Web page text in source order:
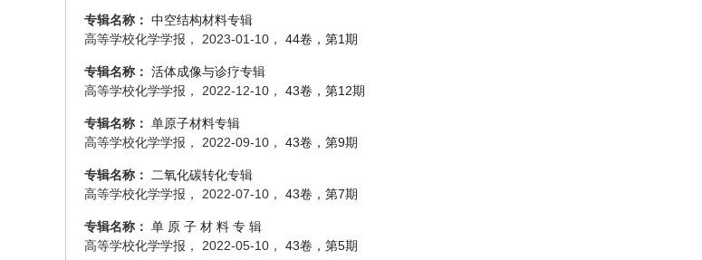
专辑名称： 中空结构材料专辑
高等学校化学学报， 2023-01-10， 44卷，第1期
专辑名称： 活体成像与诊疗专辑
高等学校化学学报， 2022-12-10， 43卷，第12期
专辑名称： 单原子材料专辑
高等学校化学学报， 2022-09-10， 43卷，第9期
专辑名称：
二氧化碳转化专辑
高等学校化学学报， 2022-07-10， 43卷，第7期
专辑名称： 单 原 子 材 料 专 辑
高等学校化学学报， 2022-05-10， 43卷，第5期